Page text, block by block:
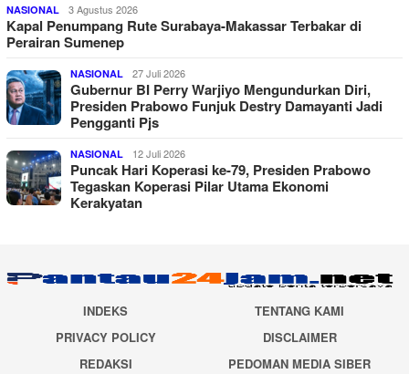
NASIONAL 3 Agustus 2026
Kapal Penumpang Rute Surabaya-Makassar Terbakar di
Perairan Sumenep
NASIONAL 27 Juli 2026
Gubernur BI Perry Warjiyo Mengundurkan Diri,
Presiden Prabowo Funjuk Destry Damayanti Jadi
Pengganti Pjs
NASIONAL 12 Juli 2026
Puncak Hari Koperasi ke-79, Presiden Prabowo
Tegaskan Koperasi Pilar Utama Ekonomi
Kerakyatan
INDEKS
TENTANG KAMI
PRIVACY POLICY
DISCLAIMER
REDAKSI
PEDOMAN MEDIA SIBER